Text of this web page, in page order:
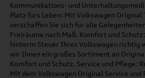
Kommunikations- und
Platz fürs Leben: Mit Volkswagen
verschaffen Sie sich für alle
Freiräume nach Maß. Komfort und
hinterm Steuer Ihres Volkswagen richtig
wir Ihnen ein großes Sortiment an
Komfort und Schutz. Service und Pflege:
Mit dem Volkswagen Original Service